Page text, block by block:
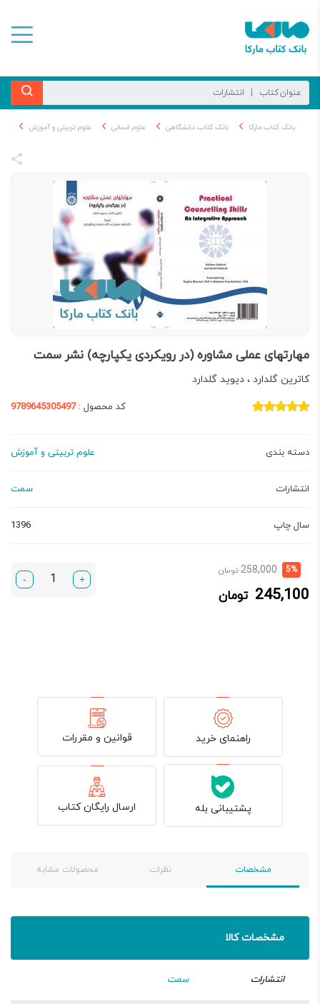
بانک کتاب مارکا بانک کتاب دانشگاهی علوم انسانی علوم تربیتی و آموزش
مهارتهای عملی مشاوره (در رویکردی یکپارچه) نشر سمت
كاترين گلدارد ، ديويد گلدارد
کد محصول :9789645305497
دسته بندی علوم تربیتی و آموزش
انتشارات سمت
سال چاپ 1396
5%
258,000 تومانقیمت
245,100 تومان
قیمت
245,100 تومان.
+
-
راهنمای خرید قوانین و مقررات
پشتیبانی بله ارسال رایگان کتاب
مشخصات نظرات محصولات مشابه
مشخصات کالا
انتشارات سمت